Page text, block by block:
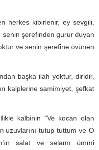
herkes kibirlenir, ey sevgili,
şerefinden gurur duyan
ve senin şerefine övünen
başka ilah yoktur, diridir,
kalplerine samimiyet, şefkat
kalbinin “Ve kocan olan
uzuvlarını tutup tuttum ve O
salat ve selamı ümmi